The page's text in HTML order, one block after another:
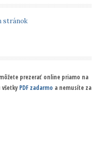
stránok
prezerať online priamo na
PDF zadarmo a nemusíte za